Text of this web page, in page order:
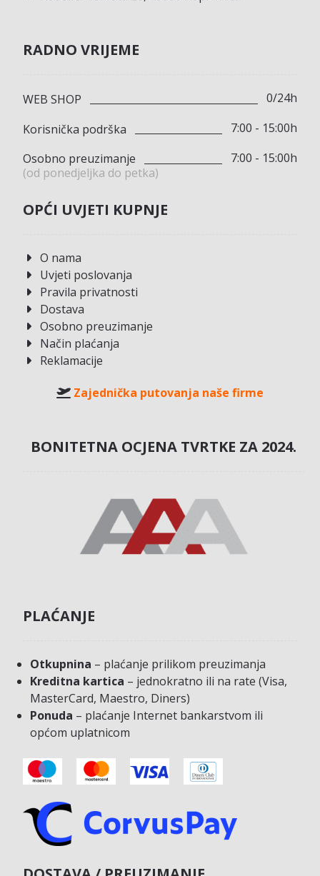
RADNO VRIJEME
WEB SHOP
0/24h
Korisnička podrška
7:00 - 15:00h
Osobno preuzimanje
(od ponedjeljka do petka)
7:00 - 15:00h
OPĆI UVJETI KUPNJE
O nama
Uvjeti poslovanja
Pravila privatnosti
Dostava
Osobno preuzimanje
Način plaćanja
Reklamacije
Zajednička putovanja naše firme
BONITETNA OCJENA TVRTKE ZA 2024.
PLAĆANJE
Otkupnina – plaćanje prilikom preuzimanja
Kreditna kartica – jednokratno ili na rate (Visa,
MasterCard, Maestro, Diners)
Ponuda – plaćanje Internet bankarstvom ili
općom uplatnicom